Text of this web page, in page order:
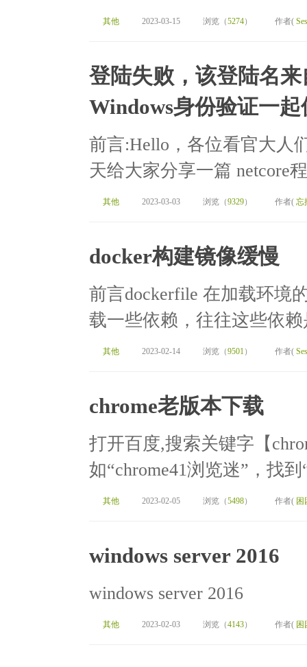
其他 2023-03-15 浏览（5274） 作者(
登陆失败，该登陆名
Windows身份验证一起
前言:Hello，各位看官大人
天给大家分享一篇 netcore
其他 2023-03-03 浏览（9329） 作者( 忘
docker构建镜像缓慢
前言dockerfile 在加载环境
载一些依赖，往往这些依
其他 2023-02-14 浏览（9501） 作者(
chrome老版本下载
打开百度,搜索关键字【
如“chrome41浏览迷”，找
其他 2023-02-05 浏览（5498） 作者( 困
windows server 2016
windows server 2016
其他 2023-02-03 浏览（4143） 作者( 困